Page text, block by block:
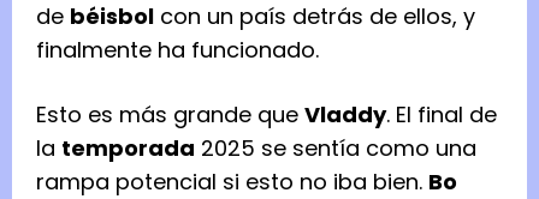
de béisbol con un país detrás de ellos, y
finalmente ha funcionado.
Esto es más grande que Vladdy. El final de
la temporada 2025 se sentía como una
rampa potencial si esto no iba bien. Bo